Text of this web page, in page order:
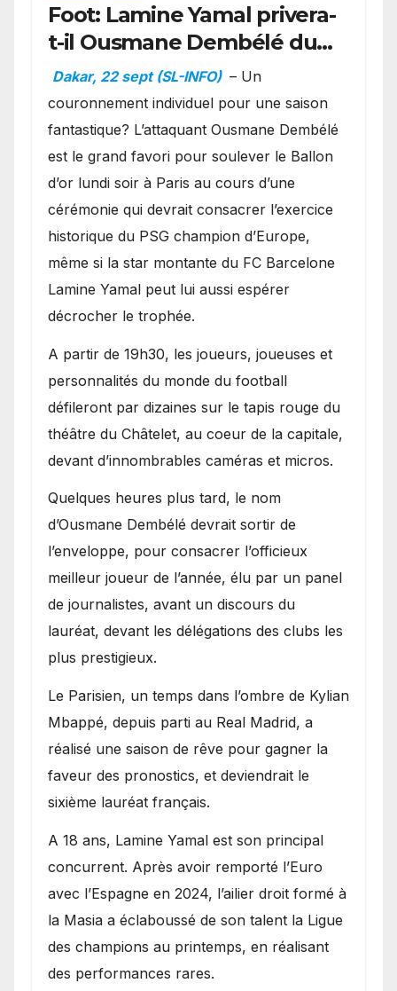
Foot: Lamine Yamal privera-
t-il Ousmane Dembélé du
Ballon d’or ?
Dakar, 22 sept (SL-INFO) – Un
couronnement individuel pour une saison
fantastique? L’attaquant Ousmane Dembélé
est le grand favori pour soulever le Ballon
d’or lundi soir à Paris au cours d’une
cérémonie qui devrait consacrer l’exercice
historique du PSG champion d’Europe,
même si la star montante du FC Barcelone
Lamine Yamal peut lui aussi espérer
décrocher le trophée.
A partir de 19h30, les joueurs, joueuses et
personnalités du monde du football
défileront par dizaines sur le tapis rouge du
théâtre du Châtelet, au coeur de la capitale,
devant d’innombrables caméras et micros.
Quelques heures plus tard, le nom
d’Ousmane Dembélé devrait sortir de
l’enveloppe, pour consacrer l’officieux
meilleur joueur de l’année, élu par un panel
de journalistes, avant un discours du
lauréat, devant les délégations des clubs les
plus prestigieux.
Le Parisien, un temps dans l’ombre de Kylian
Mbappé, depuis parti au Real Madrid, a
réalisé une saison de rêve pour gagner la
faveur des pronostics, et deviendrait le
sixième lauréat français.
A 18 ans, Lamine Yamal est son principal
concurrent. Après avoir remporté l’Euro
avec l’Espagne en 2024, l’ailier droit formé à
la Masia a éclaboussé de son talent la Ligue
des champions au printemps, en réalisant
des performances rares.